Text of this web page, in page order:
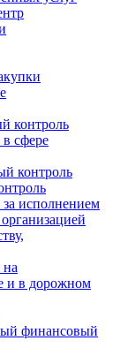
контроль
сфере
контроль
исполнением
и в дорожном
финансовый